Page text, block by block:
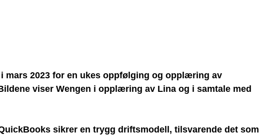
mars 2023 for en ukes oppfølging og opplæring av
viser Wengen i opplæring av Lina og i samtale med
sikrer en trygg driftsmodell, tilsvarende det som